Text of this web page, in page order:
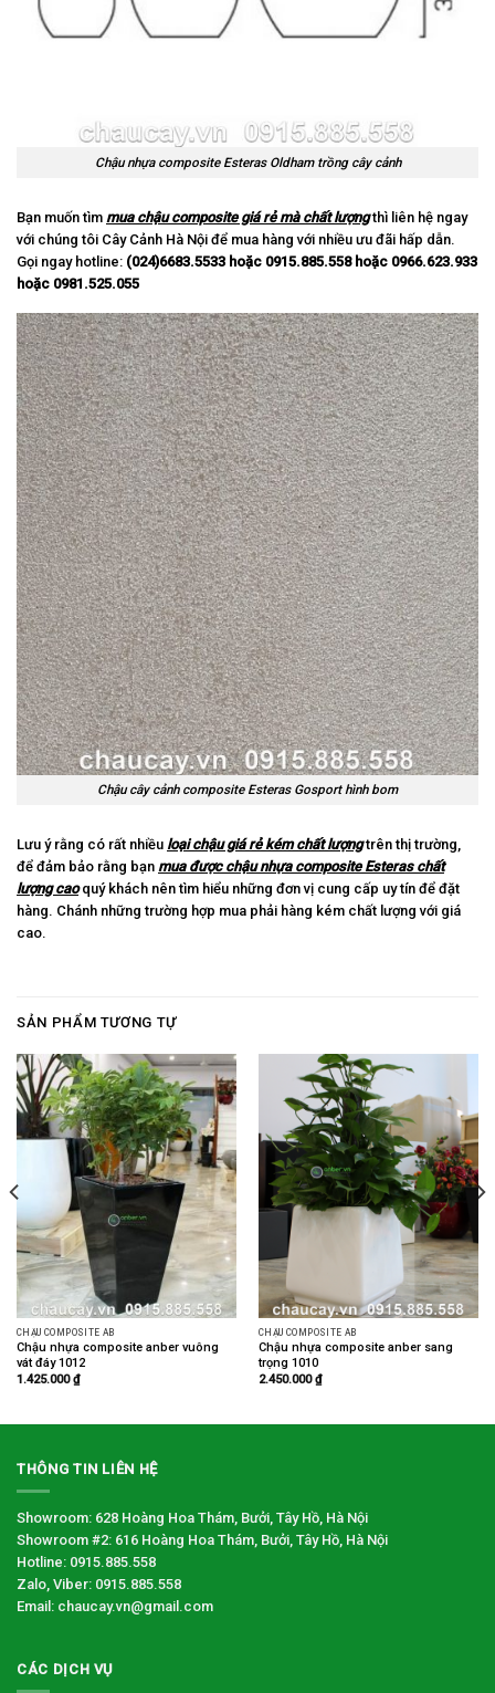
Chậu nhựa composite Esteras Oldham trồng cây cảnh
Bạn muốn tìm mua chậu composite giá rẻ mà chất lượngthì liên hệ ngay
với chúng tôi Cây Cảnh Hà Nội để mua hàng với nhiều ưu đãi hấp dẫn.
Gọi ngay hotline: (024)6683.5533 hoặc 0915.885.558 hoặc 0966.623.933
hoặc 0981.525.055
Chậu cây cảnh composite Esteras Gosport hình bom
Lưu ý rằng có rất nhiều loại chậu giá rẻ kém chất lượngtrên thị trường,
để đảm bảo rằng bạn mua được chậu nhựa composite Esteras chất
lượng caoquý khách nên tìm hiểu những đơn vị cung cấp uy tín để đặt
hàng. Chánh những trường hợp mua phải hàng kém chất lượng với giá
cao.
SẢN PHẨM TƯƠNG TỰ
CHẬU COMPOSITE AB
Chậu nhựa composite anber vuông
vát đáy 1012
1.425.000₫
CHẬU COMPOSITE AB
Chậu nhựa composite anber sang
trọng 1010
2.450.000₫
THÔNG TIN LIÊN HỆ
Showroom: 628 Hoàng Hoa Thám, Bưởi, Tây Hồ, Hà Nội
Showroom #2: 616 Hoàng Hoa Thám, Bưởi, Tây Hồ, Hà Nội
Hotline: 0915.885.558
Zalo, Viber: 0915.885.558
Email: chaucay.vn@gmail.com
CÁC DỊCH VỤ